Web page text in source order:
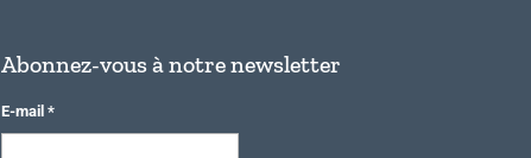
Abonnez-vous à notre newsletter
E-mail *